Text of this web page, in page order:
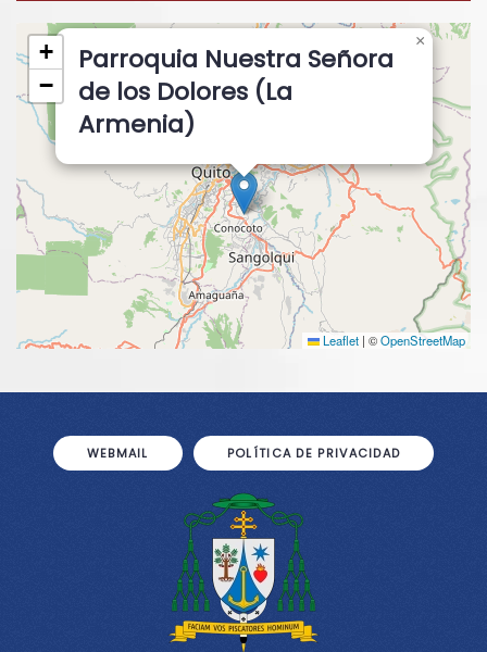
Parroquia Nuestra Señora
de los Dolores (La
Armenia)
×
+
−
Leaflet | ©OpenStreetMap
WEBMAIL POLÍTICA DE PRIVACIDAD